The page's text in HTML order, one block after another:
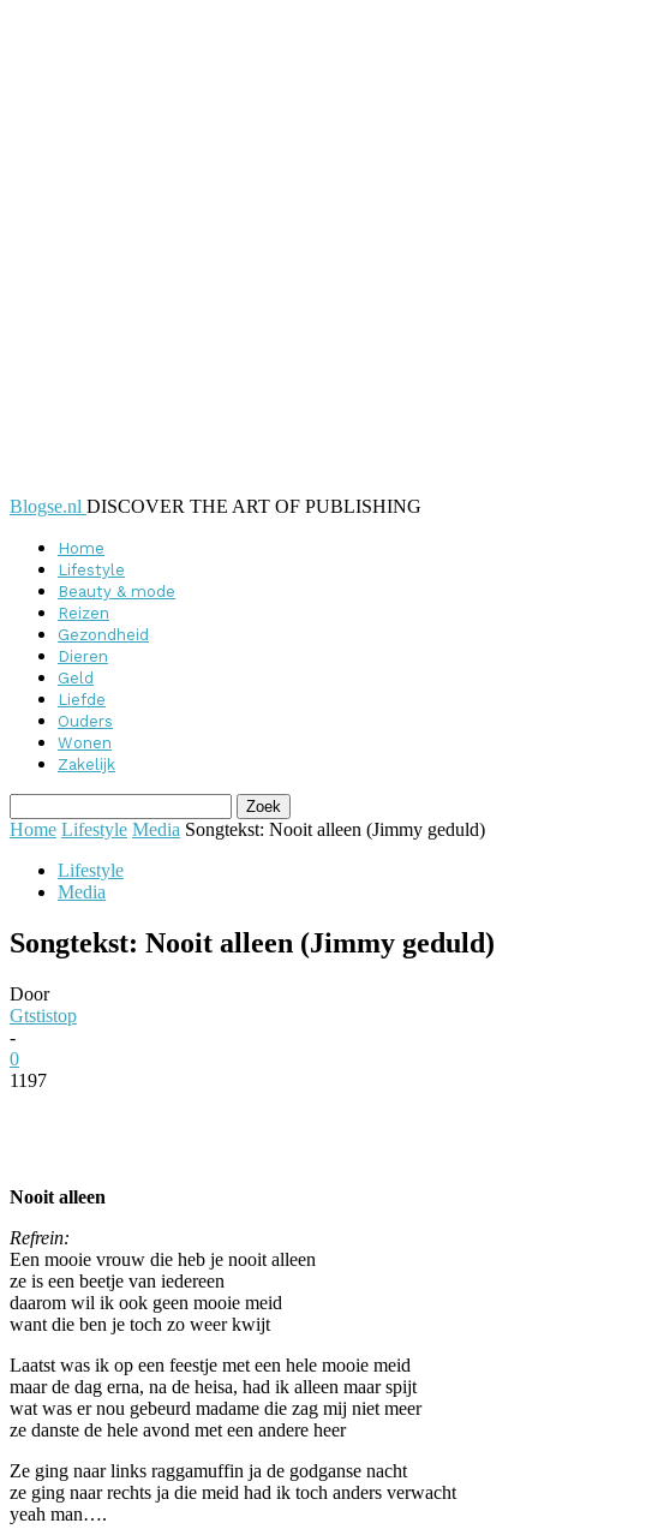
Blogse.nl DISCOVER THE ART OF PUBLISHING
Home
Lifestyle
Beauty & mode
Reizen
Gezondheid
Dieren
Geld
Liefde
Ouders
Wonen
Zakelijk
Home Lifestyle Media Songtekst: Nooit alleen (Jimmy geduld)
Lifestyle
Media
Songtekst: Nooit alleen (Jimmy geduld)
Door
Gtstistop
-
0
1197
Nooit alleen
Refrein:
Een mooie vrouw die heb je nooit alleen
ze is een beetje van iedereen
daarom wil ik ook geen mooie meid
want die ben je toch zo weer kwijt
Laatst was ik op een feestje met een hele mooie meid
maar de dag erna, na de heisa, had ik alleen maar spijt
wat was er nou gebeurd madame die zag mij niet meer
ze danste de hele avond met een andere heer
Ze ging naar links raggamuffin ja de godganse nacht
ze ging naar rechts ja die meid had ik toch anders verwacht
yeah man….